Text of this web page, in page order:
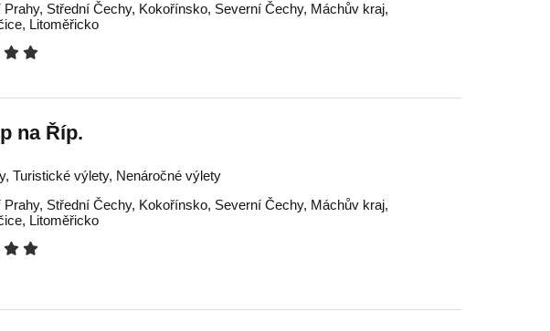
Prahy, Střední Čechy, Kokořínsko, Severní Čechy, Máchův kraj,
, Litoměřicko
na Říp.
Turistické výlety, Nenáročné výlety
Prahy, Střední Čechy, Kokořínsko, Severní Čechy, Máchův kraj,
, Litoměřicko